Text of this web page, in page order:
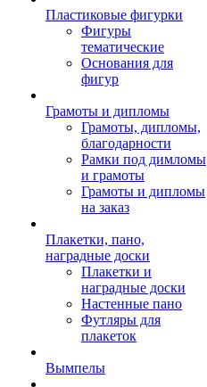
Пластиковые фигурки
Фигуры
тематические
Основания для
фигур
Грамоты и дипломы
Грамоты, дипломы,
благодарности
Рамки под димломы
и грамоты
Грамоты и дипломы
на заказ
Плакетки, пано,
наградные доски
Плакетки и
наградные доски
Настенные пано
Футляры для
плакеток
Вымпелы